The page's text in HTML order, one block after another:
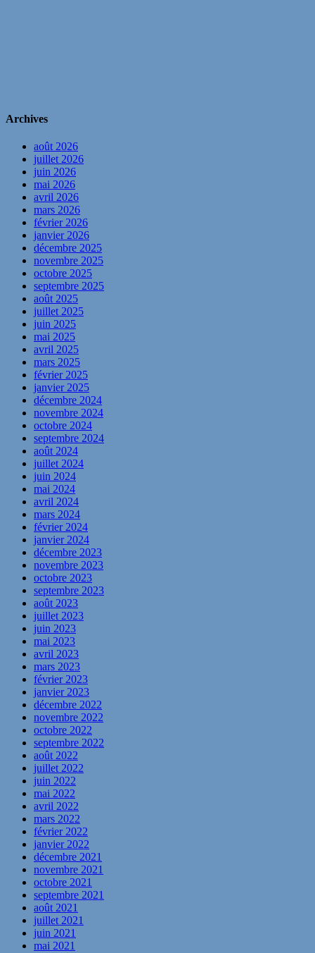
Archives
août 2026
juillet 2026
juin 2026
mai 2026
avril 2026
mars 2026
février 2026
janvier 2026
décembre 2025
novembre 2025
octobre 2025
septembre 2025
août 2025
juillet 2025
juin 2025
mai 2025
avril 2025
mars 2025
février 2025
janvier 2025
décembre 2024
novembre 2024
octobre 2024
septembre 2024
août 2024
juillet 2024
juin 2024
mai 2024
avril 2024
mars 2024
février 2024
janvier 2024
décembre 2023
novembre 2023
octobre 2023
septembre 2023
août 2023
juillet 2023
juin 2023
mai 2023
avril 2023
mars 2023
février 2023
janvier 2023
décembre 2022
novembre 2022
octobre 2022
septembre 2022
août 2022
juillet 2022
juin 2022
mai 2022
avril 2022
mars 2022
février 2022
janvier 2022
décembre 2021
novembre 2021
octobre 2021
septembre 2021
août 2021
juillet 2021
juin 2021
mai 2021